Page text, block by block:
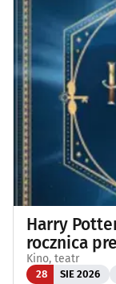
Harry
rocznica
Kino, teatr
28 SIE 2026